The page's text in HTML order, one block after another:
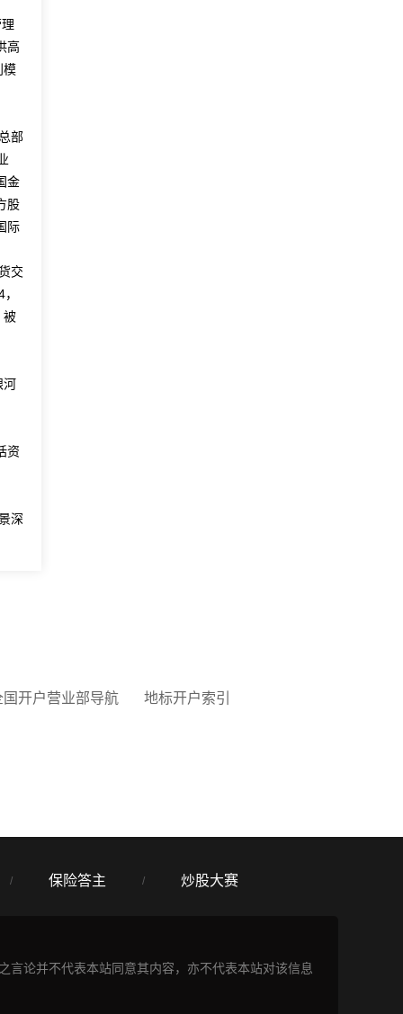
高
模
部
金
股
际
交
被
河
资
深
国开户营业部导航 地标开户索引
/ 保险答主 / 炒股大赛
言论并不代表本站同意其内容，亦不代表本站对该信息